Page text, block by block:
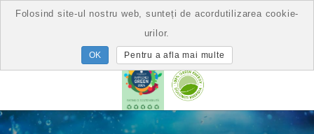
Folosind site-ul nostru web, sunteți de acordutilizarea cookie-
urilor.
Pentru a afla mai multe